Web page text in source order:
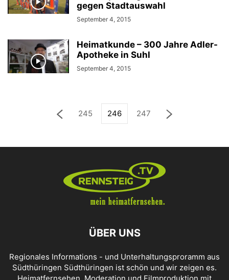
gegen Stadtauswahl
September 4, 2015
Heimatkunde – 300 Jahre Adler-
Apotheke in Suhl
September 4, 2015
245 246 247
ÜBER UNS
Regionales Informations - und Unterhaltungsproramm aus
Südthüringen Südthüringen ist schön und wir zeigen es.